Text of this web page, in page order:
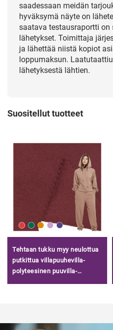
saadessaan meidän
hyväksymä näyte on
saatava testausraportti on
lähetykset. Toimittaja
ja lähettää niistä kopiot
loppumaksun.
lähetyksestä lähtien.
Suositellut tuotteet
Tehtaan tukku myy neulottua
putkittua villapuuhevilla-
polyteesinen puuvilla-